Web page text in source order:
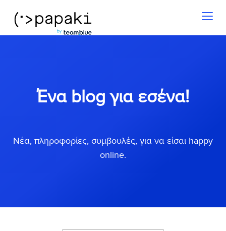
Ένα blog για εσένα!
Νέα, πληροφορίες, συμβουλές, για να είσαι happy
online.